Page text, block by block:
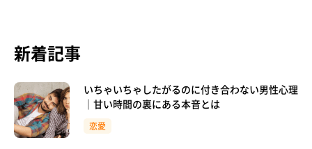
新着記事
いちゃいちゃしたがるのに付き合わない男性心理
｜甘い時間の裏にある本音とは
恋愛